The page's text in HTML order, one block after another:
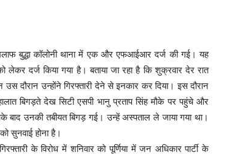
बुद्धा कॉलोनी थाना में एक और एफआईआर दर्ज की गई। यह
लेकर दर्ज किया गया है। बताया जा रहा है कि शुक्रवार देर रात
दौरान उन्होंने गिरफ्तारी देने से इनकार कर दिया। इस दौरान
बिगड़ते देख सिटी एसपी भानु प्रताप सिंह मौके पर पहुंचे और
बाद उनकी तबीयत बिगड़ गई। उन्हें अस्पताल ले जाया गया था।
सुनवाई होना है।
के विरोध में शनिवार को पूर्णिया में जन अधिकार पार्टी के